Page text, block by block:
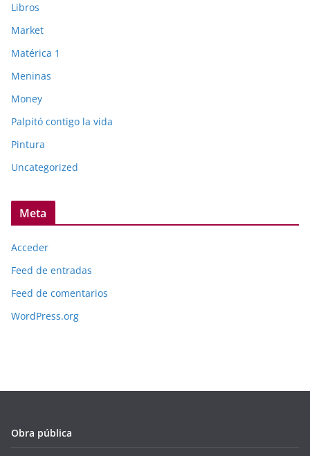
Libros
Market
Matérica 1
Meninas
Money
Palpitó contigo la vida
Pintura
Uncategorized
Meta
Acceder
Feed de entradas
Feed de comentarios
WordPress.org
Obra pública